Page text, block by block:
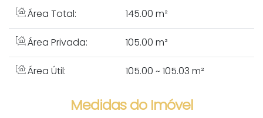
Área Total: 145.00 m²
Área Privada: 105.00 m²
Área Útil: 105.00 ~ 105.03 m²
Medidas do Imóvel